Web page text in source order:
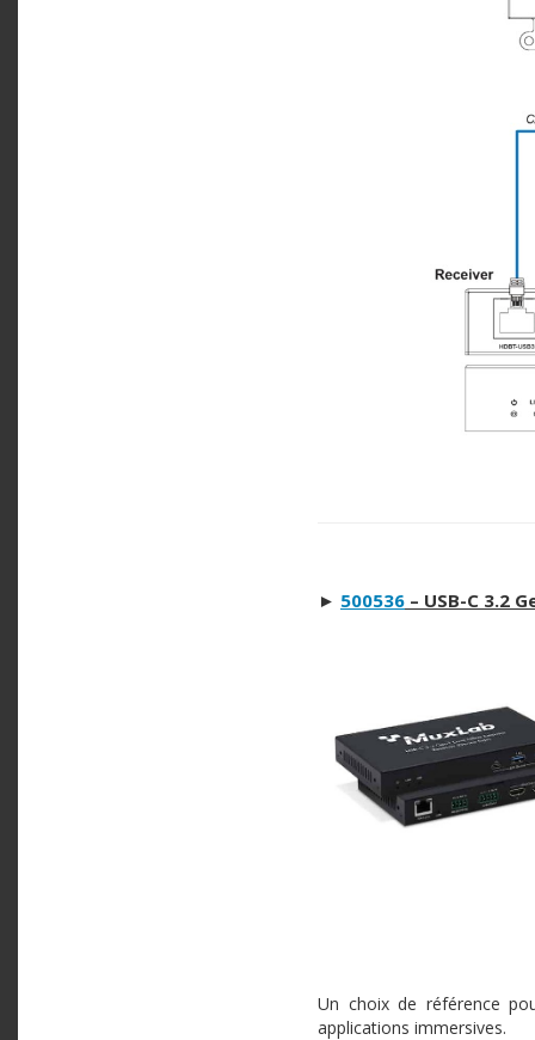
► 500536 – USB-C 3.2
Un choix de référence
applications immersives.